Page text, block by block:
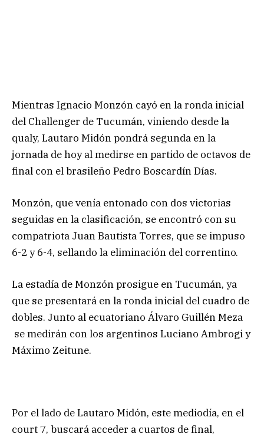
Mientras Ignacio Monzón cayó en la ronda inicial
del Challenger de Tucumán, viniendo desde la
qualy, Lautaro Midón pondrá segunda en la
jornada de hoy al medirse en partido de octavos de
final con el brasileño Pedro Boscardín Días.
Monzón, que venía entonado con dos victorias
seguidas en la clasificación, se encontró con su
compatriota Juan Bautista Torres, que se impuso
6-2 y 6-4, sellando la eliminación del correntino.
La estadía de Monzón prosigue en Tucumán, ya
que se presentará en la ronda inicial del cuadro de
dobles. Junto al ecuatoriano Álvaro Guillén Meza
se medirán con los argentinos Luciano Ambrogi y
Máximo Zeitune.
Por el lado de Lautaro Midón, este mediodía, en el
court 7, buscará acceder a cuartos de final,